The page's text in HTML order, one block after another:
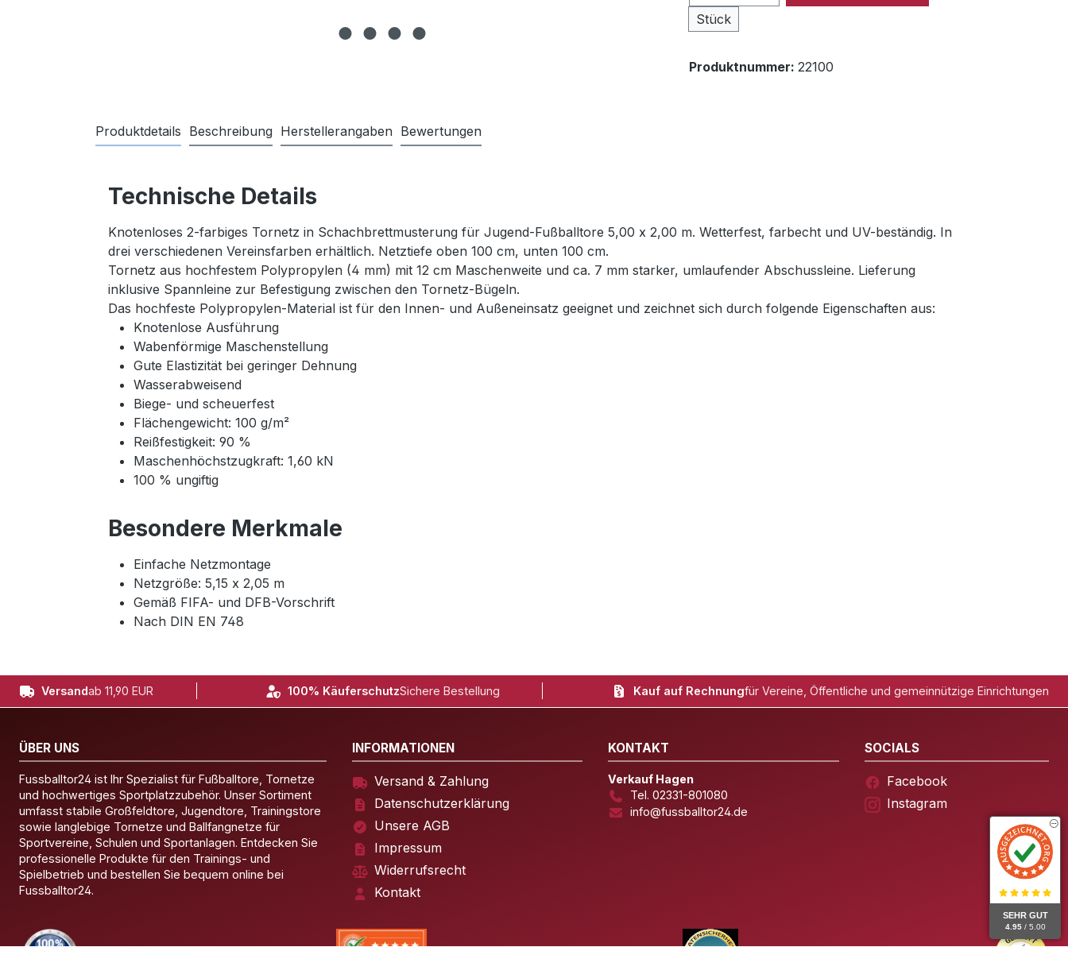
Stück
Produktnummer:22100
Produktdetails Beschreibung Herstellerangaben Bewertungen
Technische Details
Knotenloses 2-farbiges Tornetz in Schachbrettmusterung für Jugend-Fußballtore 5,00 x 2,00 m. Wetterfest, farbecht und UV-beständig. In
drei verschiedenen Vereinsfarben erhältlich. Netztiefe oben 100 cm, unten 100 cm.
Tornetz aus hochfestem Polypropylen (4 mm) mit 12 cm Maschenweite und ca. 7 mm starker, umlaufender Abschussleine. Lieferung
inklusive Spannleine zur Befestigung zwischen den Tornetz-Bügeln.
Das hochfeste Polypropylen-Material ist für den Innen- und Außeneinsatz geeignet und zeichnet sich durch folgende Eigenschaften aus:
Knotenlose Ausführung
Wabenförmige Maschenstellung
Gute Elastizität bei geringer Dehnung
Wasserabweisend
Biege- und scheuerfest
Flächengewicht: 100 g/m²
Reißfestigkeit: 90 %
Maschenhöchstzugkraft: 1,60 kN
100 % ungiftig
Besondere Merkmale
Einfache Netzmontage
Netzgröße: 5,15 x 2,05 m
Gemäß FIFA- und DFB-Vorschrift
Nach DIN EN 748
Versandab 11,90 EUR 100% KäuferschutzSichere Bestellung Kauf auf Rechnungfür Vereine, Öffentliche und gemeinnützige Einrichtungen
ÜBER UNS
Fussballtor24 ist Ihr Spezialist für Fußballtore, Tornetze
und hochwertiges Sportplatzzubehör. Unser Sortiment
umfasst stabile Großfeldtore, Jugendtore, Trainingstore
sowie langlebige Tornetze und Ballfangnetze für
Sportvereine, Schulen und Sportanlagen. Entdecken Sie
professionelle Produkte für den Trainings- und
Spielbetrieb und bestellen Sie bequem online bei
Fussballtor24.
INFORMATIONEN
Versand & Zahlung
Datenschutzerklärung
Unsere AGB
Impressum
Widerrufsrecht
Kontakt
KONTAKT
Verkauf Hagen
Tel. 02331-801080
info@fussballtor24.de
SOCIALS
Facebook
Instagram
SEHR GUT
4.95 / 5.00